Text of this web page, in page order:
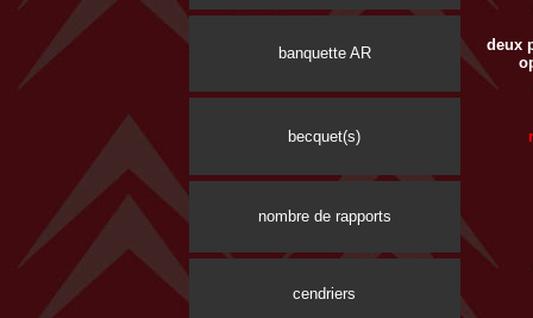
banquette AR
deux
becquet(s)
nombre de rapports
cendriers